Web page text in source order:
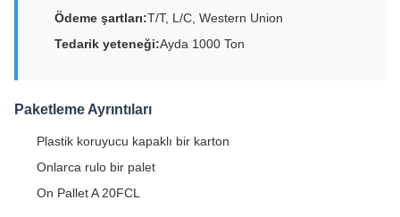
Ödeme şartları:T/T, L/C, Western Union
Tedarik yeteneği:Ayda 1000 Ton
Paketleme Ayrıntıları
Plastik koruyucu kapaklı bir karton
Onlarca rulo bir palet
On Pallet A 20FCL